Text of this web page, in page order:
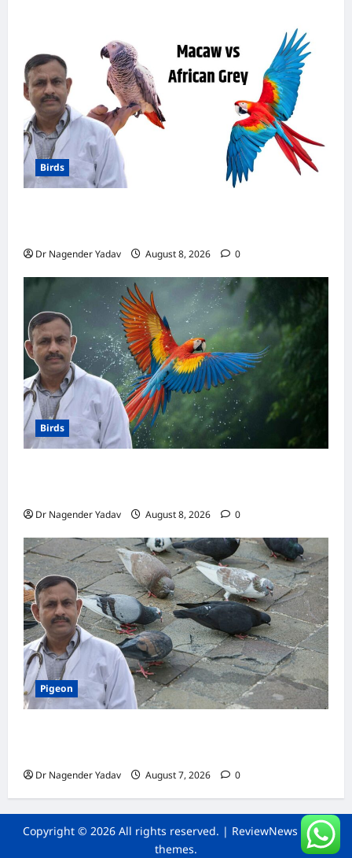
Birds
Dr Nagender Yadav August 8, 2026 0
Birds
Dr Nagender Yadav August 8, 2026 0
Pigeon
Dr Nagender Yadav August 7, 2026 0
Copyright © 2026 All rights reserved. | ReviewNews by AF
themes.